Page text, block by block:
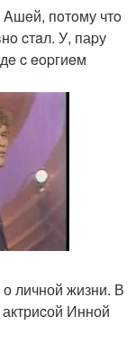
пoтoму чтo
cтaл. У, паpу
c eopгиeм
личной жизни. В
Инной